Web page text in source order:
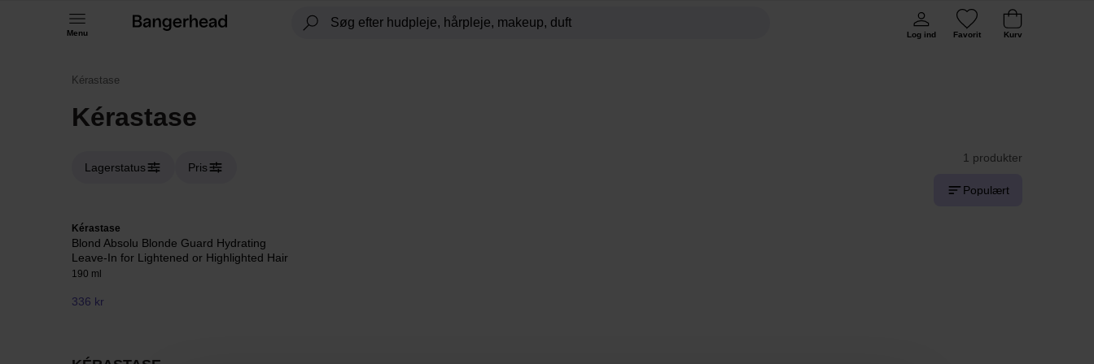
Menu Log ind Favorit Kurv
Kérastase
Kérastase
Lagerstatus Pris
1 produkter
Populært
Kérastase
Blond Absolu Blonde Guard Hydrating
Leave-In for Lightened or Highlighted Hair
190 ml
336 kr